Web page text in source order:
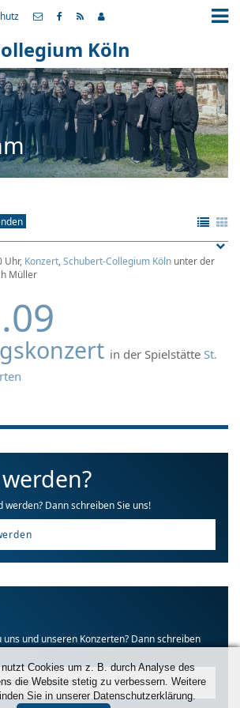
Köln
Uhr, Konzert,Schubert-Collegium Köln unter der
Müller
in der Spielstätte St.
werden? Dann schreiben Sie uns!
uns und unseren Konzerten? Dann schreiben
anfordern
Cookies um z. B. durch Analyse des
die Website stetig zu verbessern. Weitere
Sie in unserer Datenschutzerklärung.